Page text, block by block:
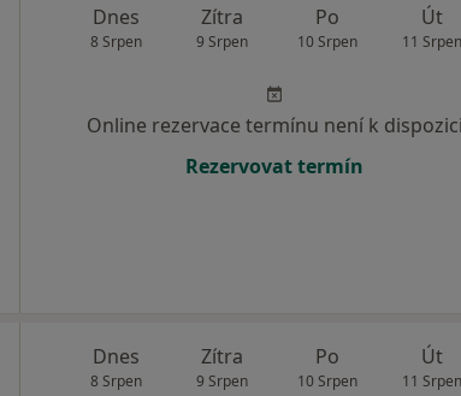
Dnes
8 Srpen
Zítra
9 Srpen
Po
10 Srpen
Út
11 Srpen
Online rezervace termínu není k dispozici
Rezervovat termín
Dnes
8 Srpen
Zítra
9 Srpen
Po
10 Srpen
Út
11 Srpen